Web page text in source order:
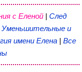
с Еленой | След
Уменьшительные и
имени Елена | Все